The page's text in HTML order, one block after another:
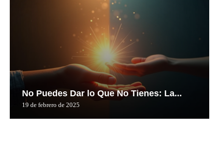
No Puedes Dar lo Que No Tienes: La...
19 de febrero de 2025